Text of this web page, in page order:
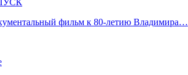
фильм к 80-летию Владимира…